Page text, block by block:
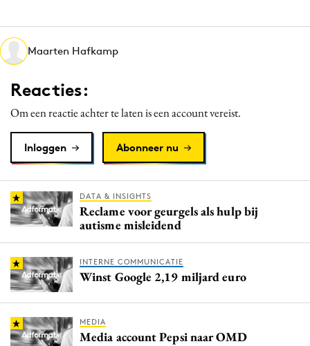
Martech
Media
Merkstrategie
PR
Programmatic
Reputatie & crisis
Maarten Hafkamp
Reacties:
Om een reactie achter te laten is een account vereist.
Inloggen Abonneer nu
DATA & INSIGHTS
Reclame voor geurgels als hulp bij
autisme misleidend
INTERNE COMMUNICATIE
Winst Google 2,19 miljard euro
MEDIA
Media account Pepsi naar OMD